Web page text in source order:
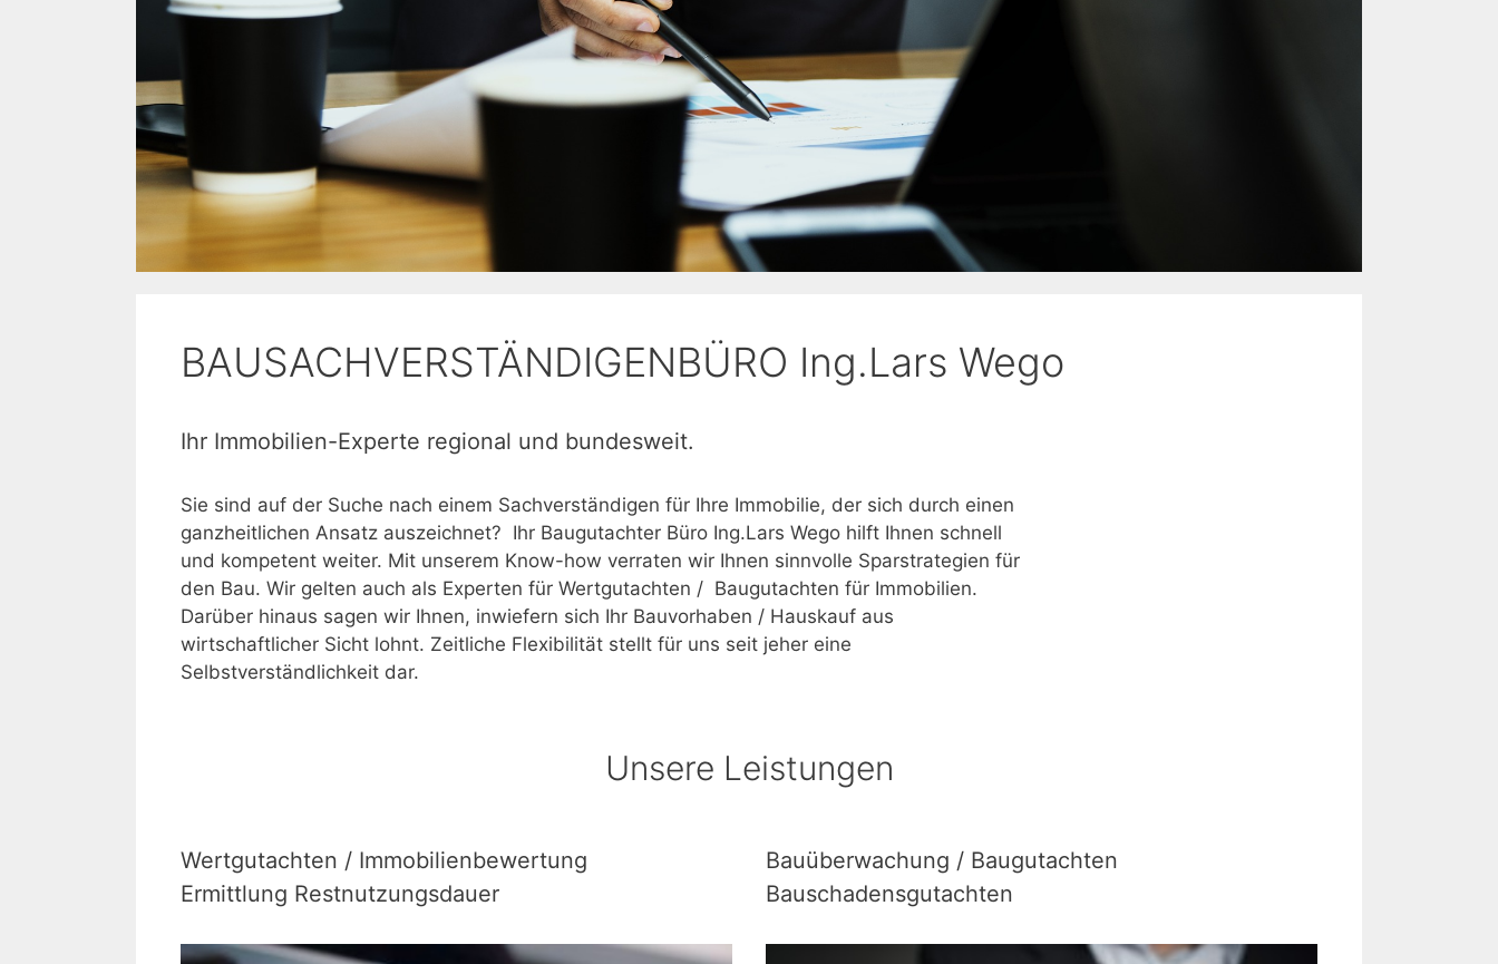
BAUSACHVERSTÄNDIGENBÜRO Ing.Lars Wego
Ihr Immobilien-Experte regional und bundesweit.
Sie sind auf der Suche nach einem Sachverständigen für Ihre Immobilie, der sich durch einen
ganzheitlichen Ansatz auszeichnet? Ihr Baugutachter Büro Ing.Lars Wego hilft Ihnen schnell
und kompetent weiter. Mit unserem Know-how verraten wir Ihnen sinnvolle Sparstrategien für
den Bau. Wir gelten auch als Experten für Wertgutachten / Baugutachten für Immobilien.
Darüber hinaus sagen wir Ihnen, inwiefern sich Ihr Bauvorhaben / Hauskauf aus
wirtschaftlicher Sicht lohnt. Zeitliche Flexibilität stellt für uns seit jeher eine
Selbstverständlichkeit dar.
Unsere Leistungen
Wertgutachten / Immobilienbewertung
Ermittlung Restnutzungsdauer
Bauüberwachung / Baugutachten
Bauschadensgutachten